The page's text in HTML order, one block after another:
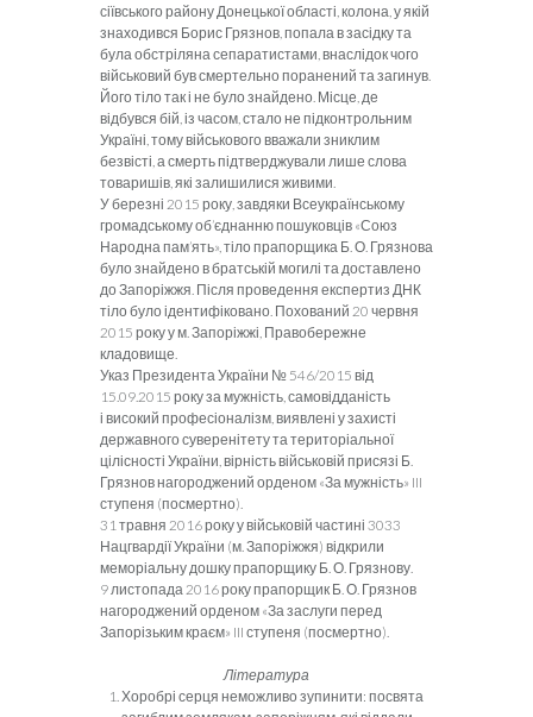
сіївського району Донецької області, колона, у якій
знаходився Борис Грязнов, попала в засідку та
була обстріляна сепаратистами, внаслідок чого
військовий був смертельно поранений та загинув.
Його тіло так і не було знайдено. Місце, де
відбувся бій, із часом, стало не підконтрольним
Україні, тому військового вважали зник­лим
безвісті, а смерть підтверджували лише слова
товаришів, які залишилися живими.
У березні 2015 року, завдяки Всеукраїнському
громадському об’єднанню пошуковців «Союз
Народна пам’ять», тіло прапорщика Б. О. Грязнова
було знайдено в братській могилі та доставлено
до Запоріжжя. Після проведення експертиз ДНК
тіло було ідентифіковано. Похований 20 червня
2015 року у м. Запоріжжі, Правобережне
кладовище.
Указ Президента України № 546/2015 від
15.09.2015 року за мужність, самовідданість
і високий професіоналізм, виявлені у за­хисті
державного суверенітету та територіальної
цілісності України, вірність військовій присязі Б.
Грязнов нагороджений орденом «За мужність» III
ступеня (посмертно).
31 травня 2016 року у військовій частині 3033
Нацгвардії України (м. Запоріжжя) відкрили
меморіальну дошку прапорщику Б. О. Грязнову.
9 листопада 2016 року прапорщик Б. О. Грязнов
нагороджений ор­деном «За заслуги перед
Запорізьким краєм» III ступеня (посмертно).
Література
Хоробрі серця неможливо зупинити: посвята